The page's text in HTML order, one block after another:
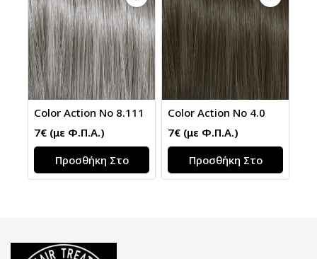
Color Action No 8.111
7€ (με Φ.Π.Α.)
Προσθήκη Στο
Καλάθι
Color Action No 4.0
7€ (με Φ.Π.Α.)
Προσθήκη Στο
Καλάθι